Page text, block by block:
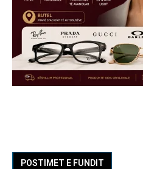
POSTIMET E FUNDIT